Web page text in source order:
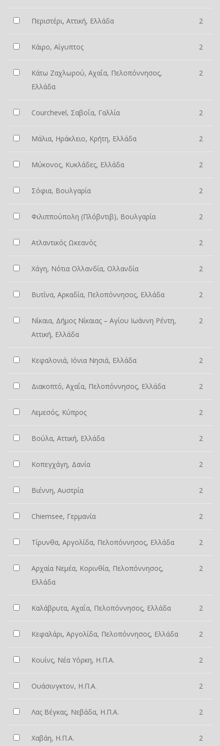
Περιστέρι, Αττική, Ελλάδα 2
Κάιρο, Αίγυπτος 2
Κάτω Ζαχλωρού, Αχαΐα, Πελοπόννησος,
Ελλάδα
2
Courchevel, Σαβοΐα, Γαλλία 2
Μάλια, Ηράκλειο, Κρήτη, Ελλάδα 2
Μύκονος, Κυκλάδες, Ελλάδα 2
Σόφια, Βουλγαρία 2
Φιλιππούπολη (Πλόβντιβ), Βουλγαρία 2
Ατλαντικός Ωκεανός 2
Χάγη, Νότια Ολλανδία, Ολλανδία 2
Βυτίνα, Αρκαδία, Πελοπόννησος, Ελλάδα 2
Νίκαια, Δήμος Νίκαιας – Αγίου Ιωάννη Ρέντη,
Αττική, Ελλάδα
2
Κεφαλονιά, Ιόνια Νησιά, Ελλάδα 2
Διακοπτό, Αχαΐα, Πελοπόννησος, Ελλάδα 2
Λεμεσός, Κύπρος 2
Βούλα, Αττική, Ελλάδα 2
Κοπεγχάγη, Δανία 2
Βιέννη, Αυστρία 2
Chiemsee, Γερμανία 2
Τίρυνθα, Αργολίδα, Πελοπόννησος, Ελλάδα 2
Αρχαία Νεμέα, Κορινθία, Πελοπόννησος,
Ελλάδα
2
Καλάβρυτα, Αχαΐα, Πελοπόννησος, Ελλάδα 2
Κεφαλάρι, Αργολίδα, Πελοπόννησος, Ελλάδα 2
Κουίνς, Νέα Υόρκη, Η.Π.Α. 2
Ουάσινγκτον, Η.Π.Α. 2
Λας Βέγκας, Νεβάδα, Η.Π.Α. 2
Χαβάη, Η.Π.Α. 2